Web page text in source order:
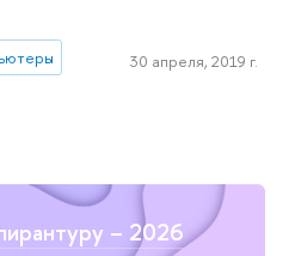
– 2026
30 апреля, 2019 г.